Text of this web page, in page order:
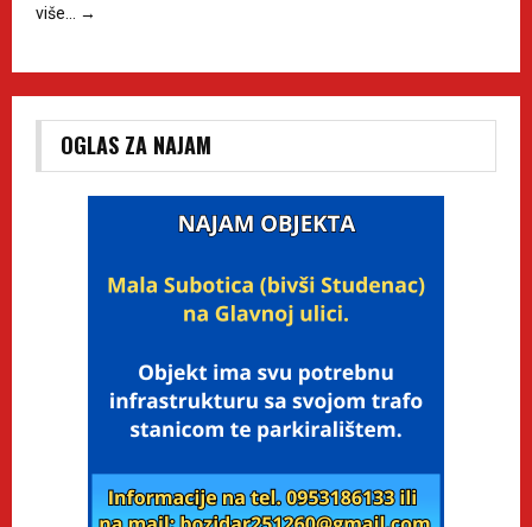
više…
→
OGLAS ZA NAJAM